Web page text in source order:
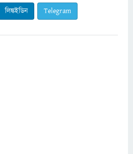
লিঙ্কইডিন Telegram